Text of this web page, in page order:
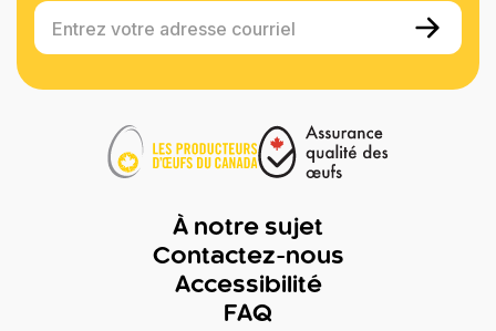
Entrez votre adresse courriel
À notre sujet
Contactez-nous
Accessibilité
FAQ